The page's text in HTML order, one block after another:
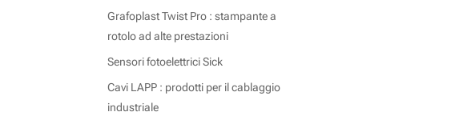
Grafoplast Twist Pro : stampante a
rotolo ad alte prestazioni
Sensori fotoelettrici Sick
Cavi LAPP : prodotti per il cablaggio
industriale